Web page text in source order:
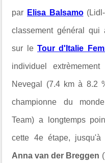
par Elisa Balsamo(Lidl-
classement général qui
sur leTour d'Italie
individuel
Nevegal (7.4 km à 8.2
championne du
Team) a longtemps
cette 4e étape, jusqu'à
Anna van der Breggen